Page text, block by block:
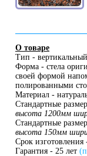
О товаре
Тип -
Форма - стела
своей формой
полированными
Материал -
Стандартные
высота 1200мм
Стандартные
высота 150мм
Срок изготовления
Гарантия - 25 лет